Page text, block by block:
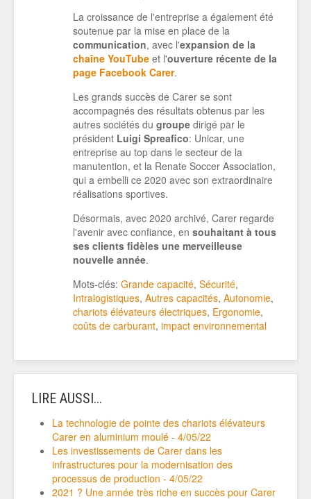
La croissance de l'entreprise a également été
soutenue par la mise en place de la
communication, avec l'expansion de la
chaîne YouTube et l'ouverture récente de la
page Facebook Carer.
Les grands succès de Carer se sont
accompagnés des résultats obtenus par les
autres sociétés du groupe dirigé par le
président Luigi Spreafico: Unicar, une
entreprise au top dans le secteur de la
manutention, et la Renate Soccer Association,
qui a embelli ce 2020 avec son extraordinaire
réalisations sportives.
Désormais, avec 2020 archivé, Carer regarde
l'avenir avec confiance, en souhaitant à tous
ses clients fidèles une merveilleuse
nouvelle année.
Mots-clés: Grande capacité, Sécurité,
Intralogistiques, Autres capacités, Autonomie,
chariots élévateurs électriques, Ergonomie,
coûts de carburant, impact environnemental
LIRE AUSSI...
La technologie de pointe des chariots élévateurs
Carer en aluminium moulé - 4/05/22
Les investissements de Carer dans les
infrastructures pour la modernisation des
processus de production - 4/05/22
2021 ? Une année très riche en succès pour Carer